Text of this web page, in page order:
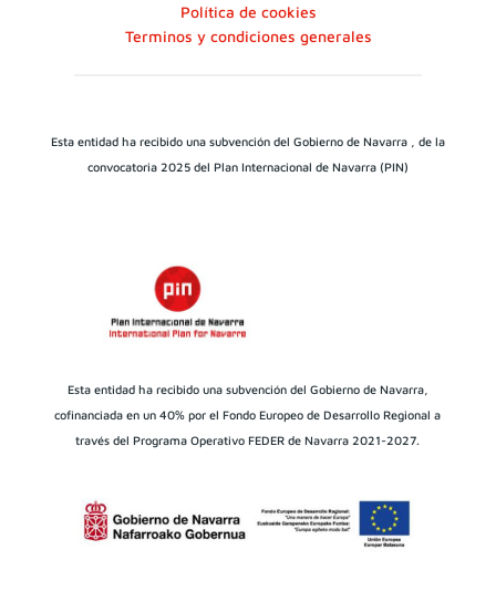
Política de cookies
Terminos y condiciones generales
Esta entidad ha recibido una subvención del Gobierno de Navarra , de la
convocatoria 2025 del Plan Internacional de Navarra (PIN)
Esta entidad ha recibido una subvención del Gobierno de Navarra,
cofinanciada en un 40% por el Fondo Europeo de Desarrollo Regional a
través del Programa Operativo FEDER de Navarra 2021-2027.